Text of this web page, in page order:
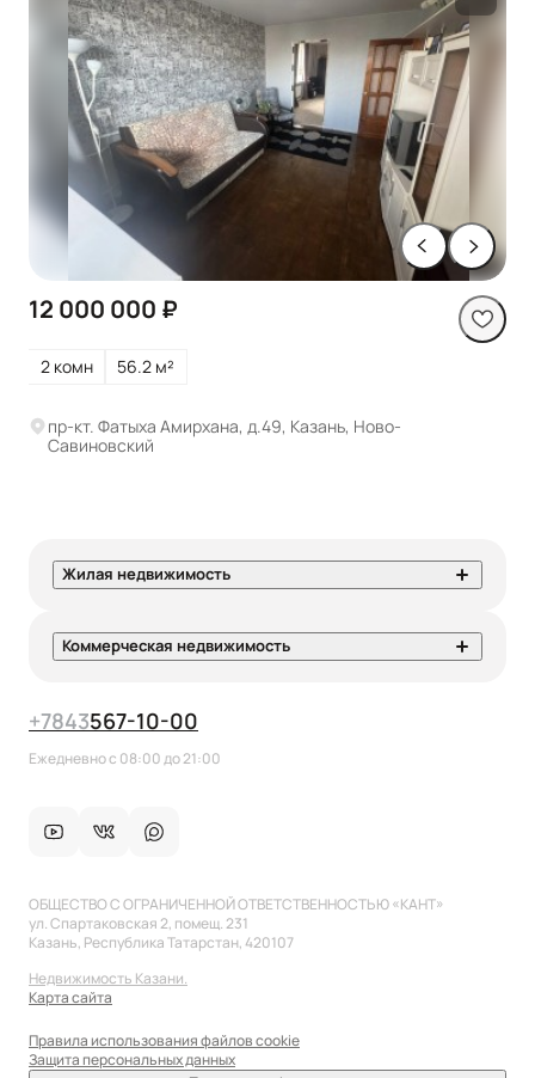
12 000 000 ₽
2 комн 56.2 м²
пр-кт. Фатыха Амирхана, д.49, Казань, Ново-
Савиновский
Жилая недвижимость
Коммерческая недвижимость
+7843567-10-00
Ежедневно с 08:00 до 21:00
ОБЩЕСТВО С ОГРАНИЧЕННОЙ ОТВЕТСТВЕННОСТЬЮ «КАНТ»
ул. Спартаковская 2, помещ. 231
Казань, Республика Татарстан, 420107
Недвижимость Казани.
Карта сайта
Правила использования файлов cookie
Защита персональных данных